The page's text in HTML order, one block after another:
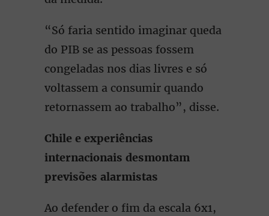
“Só faria sentido imaginar queda
do PIB se as pessoas fossem
congeladas nos dias livres e só
voltassem a consumir quando
retornassem ao trabalho”, disse.
Chile e experiências
internacionais desmontam
previsões alarmistas
Ao defender o fim da escala 6x1,